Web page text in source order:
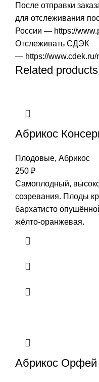
После отправки
для отслеживания
России — https://
Отслеживать СДЭК
— https://www.cdek.ru/
Related products
Абрикос
Плодовые, Абрикос
250 ₽
Самоплодный,
созревания. Плоды
бархатисто
жёлто-оранжевая.
Абрикос Орфей